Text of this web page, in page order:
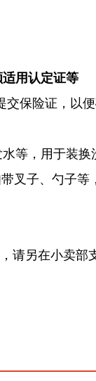
用认定证等
交保险证，以
等，用于装
叉子、勺子等
请另在小卖部